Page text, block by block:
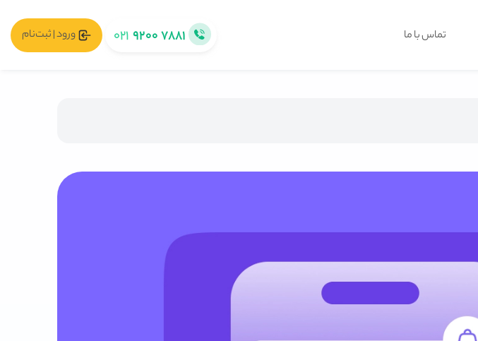
تماس با ما ۰۲۱۹۲۰۰ ۷۸۸۱ ورود | ثبت‌نام